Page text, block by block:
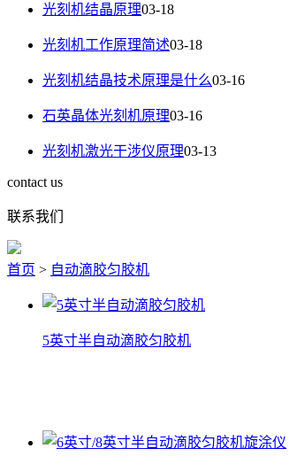
光刻机结晶原理03-18
光刻机工作原理简述03-18
光刻机结晶技术原理是什么03-16
石英晶体光刻机原理03-16
光刻机激光干涉仪原理03-13
contact us
联系我们
首页 > 自动滴胶匀胶机
5英寸半自动滴胶匀胶机